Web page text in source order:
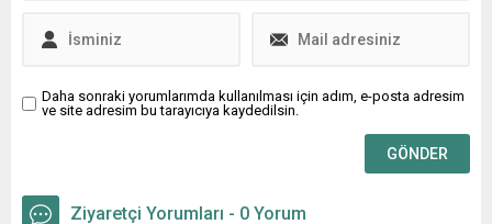
için bir vesiledir....
Daha sonraki yorumlarımda kullanılması için adım, e-posta adresim
ve site adresim bu tarayıcıya kaydedilsin.
Ziyaretçi Yorumları - 0 Yorum